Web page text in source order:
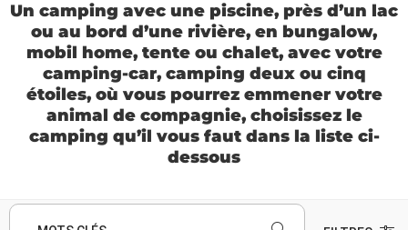
Un camping avec une piscine, près d’un lac
ou au bord d’une rivière, en bungalow,
mobil home, tente ou chalet, avec votre
camping-car, camping deux ou cinq
étoiles, où vous pourrez emmener votre
animal de compagnie, choisissez le
camping qu’il vous faut dans la liste ci-
dessous